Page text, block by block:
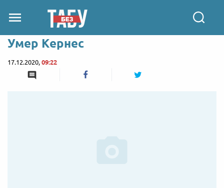
Умер Кернес
17.12.2020, 09:22